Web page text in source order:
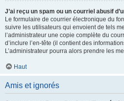
J’ai reçu un spam ou un courriel abusif
Le formulaire de courrier électronique du
suivre les utilisateurs qui envoient de tels
l’administrateur une copie complète du
d’inclure l’en-tête (il contient des
L’administrateur pourra alors prendre les
Haut
Amis et ignorés